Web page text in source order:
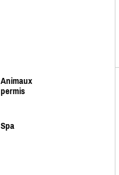
Animaux
permis
Spa